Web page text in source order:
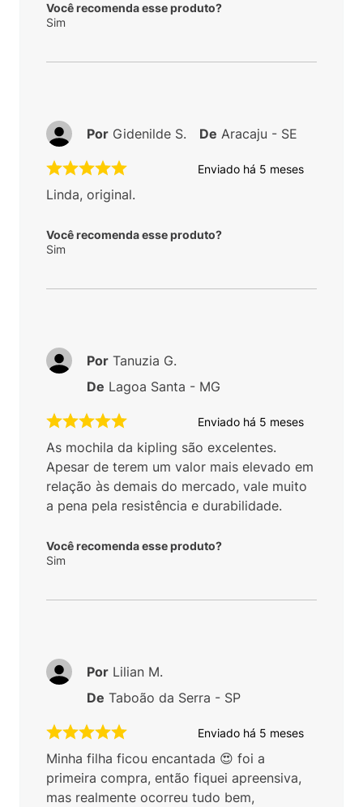
Você recomenda esse produto?
Sim
Enviado há 5 meses
Linda, original.
Você recomenda esse produto?
Sim
Por Gidenilde S. De Aracaju - SE
Enviado há 5 meses
As mochila da kipling são excelentes.
Apesar de terem um valor mais elevado em
relação às demais do mercado, vale muito
a pena pela resistência e durabilidade.
Você recomenda esse produto?
Sim
Por Tanuzia G.
De Lagoa Santa - MG
Enviado há 5 meses
Minha filha ficou encantada 😍 foi a
primeira compra, então fiquei apreensiva,
mas realmente ocorreu tudo bem,
Por Lilian M.
De Taboão da Serra - SP